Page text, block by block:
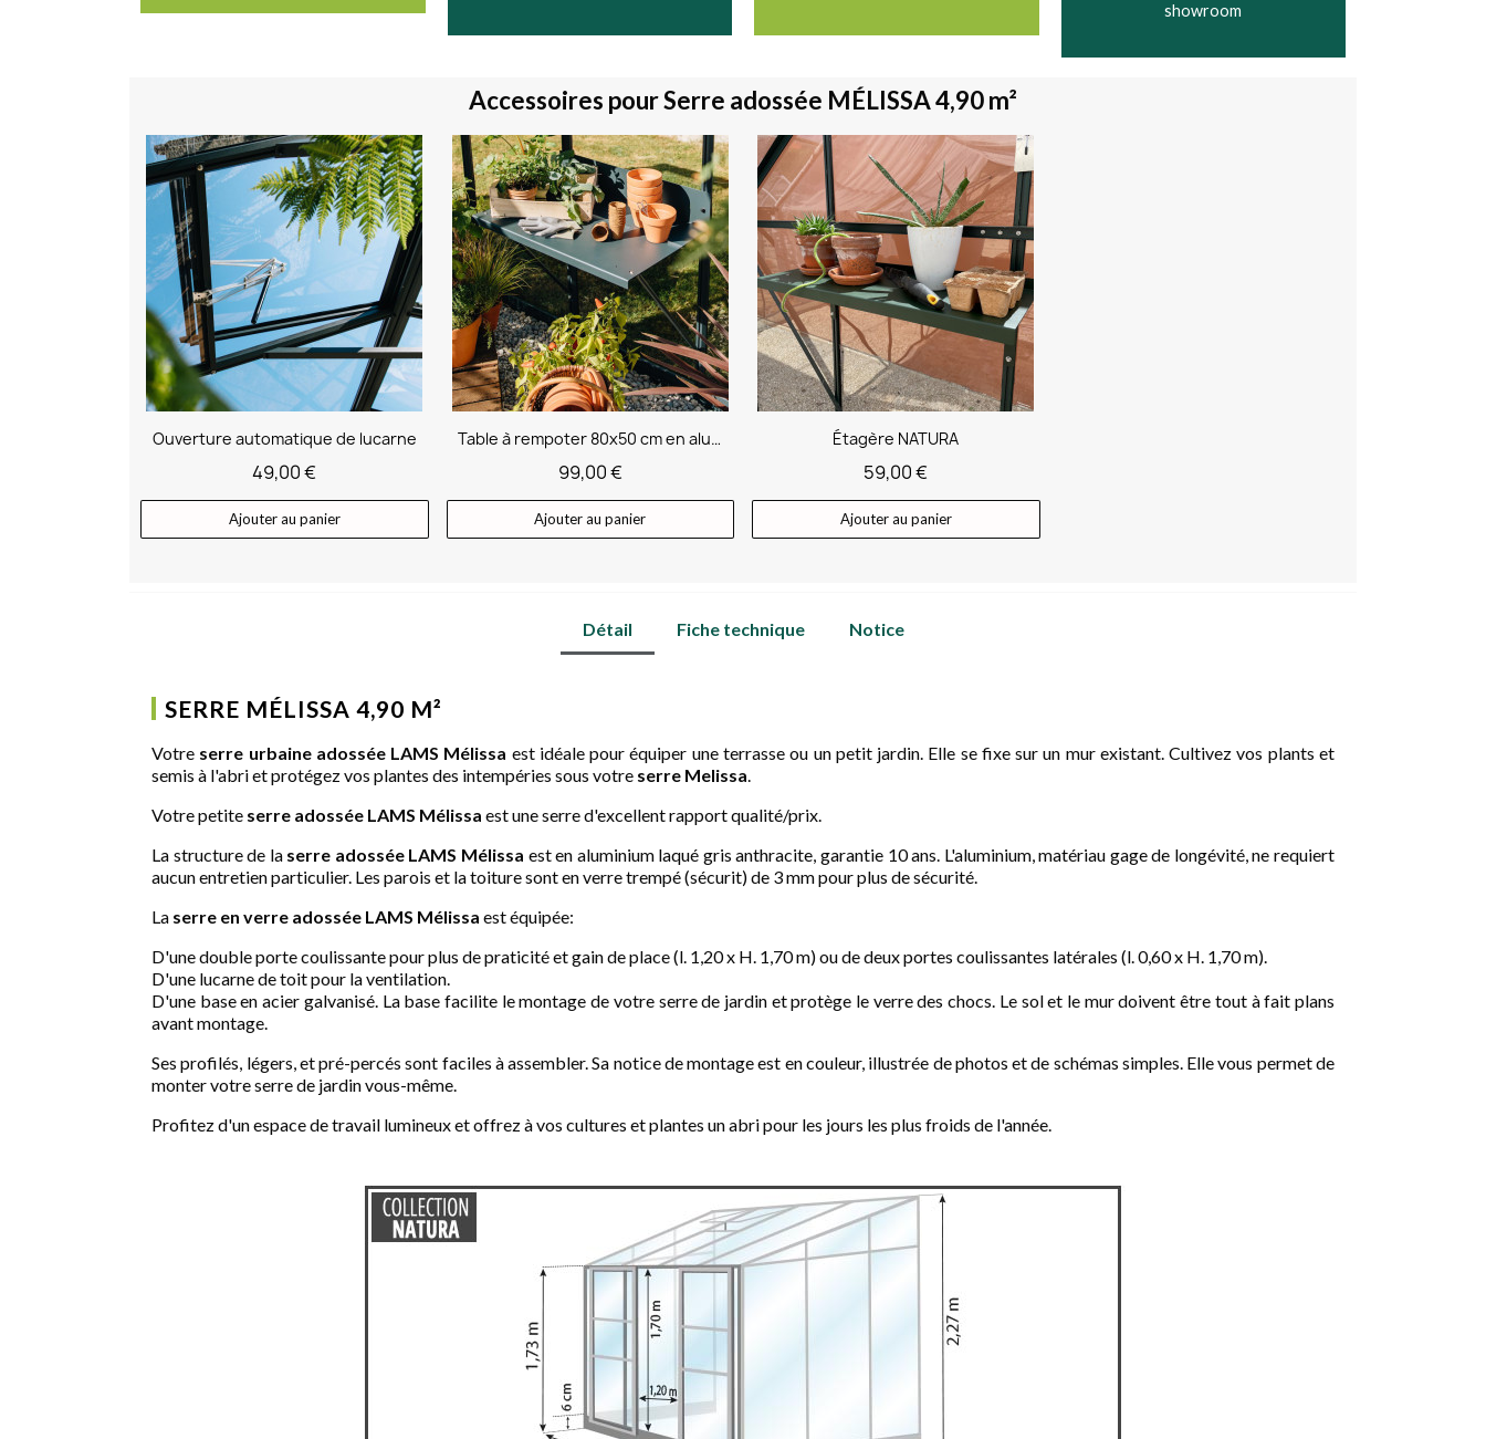
showroom
Accessoires pour Serre adossée MÉLISSA 4,90 m²
Ouverture automatique de lucarne
49,00 €
Ajouter au panier
Table à rempoter 80x50 cm en aluminium
99,00 €
Ajouter au panier
Étagère NATURA
59,00 €
Ajouter au panier
Détail Fiche technique Notice
SERRE MÉLISSA 4,90 M²
Votre serre urbaine adossée LAMS Mélissa est idéale pour équiper une terrasse ou un petit jardin. Elle se fixe sur un mur existant. Cultivez vos plants et
semis à l'abri et protégez vos plantes des intempéries sous votre serre Melissa.
Votre petite serre adossée LAMS Mélissa est une serre d'excellent rapport qualité/prix.
La structure de la serre adossée LAMS Mélissa est en aluminium laqué gris anthracite, garantie 10 ans. L'aluminium, matériau gage de longévité, ne requiert
aucun entretien particulier. Les parois et la toiture sont en verre trempé (sécurit) de 3 mm pour plus de sécurité.
La serre en verre adossée LAMS Mélissa est équipée:
D'une double porte coulissante pour plus de praticité et gain de place (l. 1,20 x H. 1,70 m) ou de deux portes coulissantes latérales (l. 0,60 x H. 1,70 m).
D'une lucarne de toit pour la ventilation.
D'une base en acier galvanisé. La base facilite le montage de votre serre de jardin et protège le verre des chocs. Le sol et le mur doivent être tout à fait plans
avant montage.
Ses profilés, légers, et pré-percés sont faciles à assembler. Sa notice de montage est en couleur, illustrée de photos et de schémas simples. Elle vous permet de
monter votre serre de jardin vous-même.
Profitez d'un espace de travail lumineux et offrez à vos cultures et plantes un abri pour les jours les plus froids de l'année.